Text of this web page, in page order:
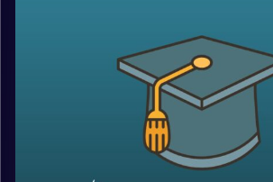
של הרמב"ם לאופן בו נכון
חז"ל. כדי לדון בשאלת
של האדם, הקרויה גם תורת
ולפסוע צעד צעד בדרך
הרמב"ם. קריאה מודרכת עם
ברזין, מומחית לפילוסופיה